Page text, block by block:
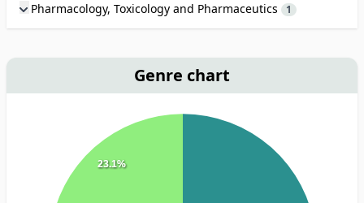
Pharmacology, Toxicology and Pharmaceutics 1
Genre chart
23.1%